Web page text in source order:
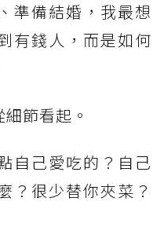
準備結婚，我最想
有錢人，而是如何
節看起。
自己愛吃的？自己
？很少替你夾菜？